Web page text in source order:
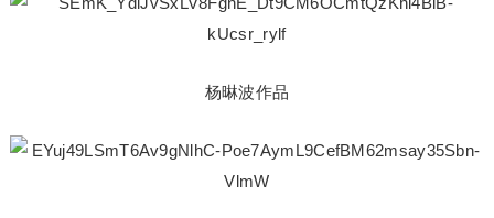
杨晽波作品